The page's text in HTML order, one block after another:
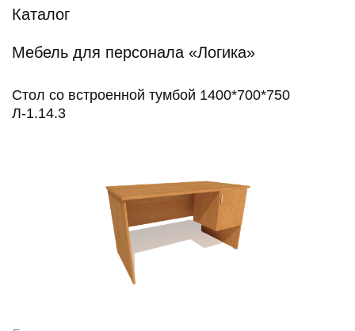
Каталог
Мебель для персонала «Логика»
Стол со встроенной тумбой 1400*700*750
Л-1.14.3